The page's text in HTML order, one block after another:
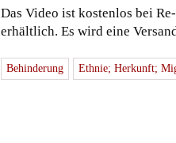
Das Video ist kostenlos bei
erhältlich. Es wird eine
Behinderung Ethnie; Herkunft;